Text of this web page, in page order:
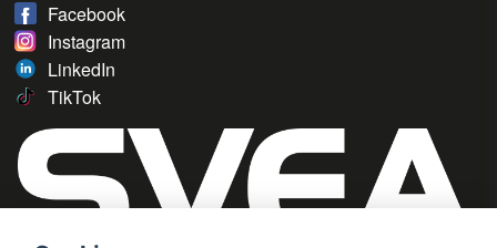
Facebook
Instagram
LinkedIn
TikTok